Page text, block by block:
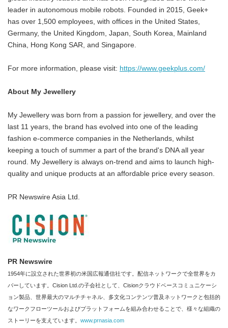
leader in autonomous mobile robots. Founded in 2015, Geek+
has over 1,500 employees, with offices in the United States,
Germany, the United Kingdom, Japan, South Korea, Mainland
China, Hong Kong SAR, and Singapore.
For more information, please visit: https://www.geekplus.com/
About My Jewellery
My Jewellery was born from a passion for jewellery, and over the
last 11 years, the brand has evolved into one of the leading
fashion e-commerce companies in the Netherlands, whilst
keeping a touch of summer a part of the brand's DNA all year
round. My Jewellery is always on-trend and aims to launch high-
quality and unique products at an affordable price every season.
PR Newswire Asia Ltd.
PR Newswire
1954年に設立された世界初の米国広報通信社です。配信ネットワークで全世界をカ
バーしています。Cision Ltd.の子会社として、Cisionクラウドベースコミュニケーシ
ョン製品、世界最大のマルチチャネル、多文化コンテンツ普及ネットワークと包括的
なワークフローツールおよびプラットフォームを組み合わせることで、様々な組織の
ストーリーを支えています。 www.prnasia.com